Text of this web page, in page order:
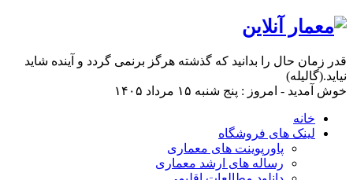
قدر زمان حال را بدانید که گذشته هرگز برنمی گردد و آینده شاید
نیاید.(گالیله)
خوش آمدید - امروز : پنج شنبه ۱۵ مرداد ۱۴۰۵
خانه
لینک های فروشگاه
پاورپوینت های معماری
رساله های ارشد معماری